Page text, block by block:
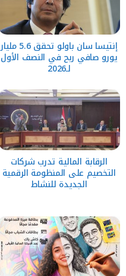
إنتيسا سان باولو تحقق 5.6 مليار
يورو صافي ربح في النصف الأول
لـ2026
الرقابة المالية تدرب شركات
التخصيم على المنظومة الرقمية
الجديدة للنشاط